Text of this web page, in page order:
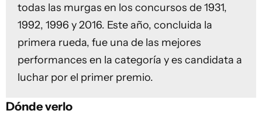
todas las murgas en los concursos de 1931,
1992, 1996 y 2016. Este año, concluida la
primera rueda, fue una de las mejores
performances en la categoría y es candidata a
luchar por el primer premio.
Dónde verlo